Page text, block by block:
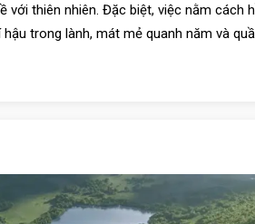
với thiên nhiên. Đặc biệt, việc nằm cách
trong lành, mát mẻ quanh năm và